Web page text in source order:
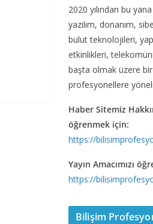
2020 yılından bu
yazılım, donanım,
bulut teknolojileri,
etkinlikleri,
başta olmak üzere
profesyonellere
Haber Sitemiz
öğrenmek için:
https://
Yayın Amacımızı
https://
Bilişim